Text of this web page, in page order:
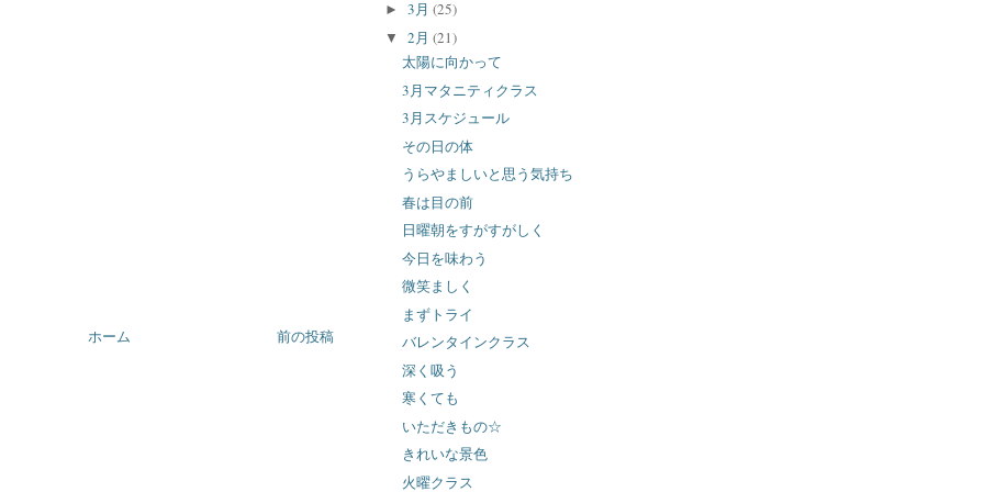
前の投稿
ホーム
► 3月 (25)
▼ 2月 (21)
太陽に向かって
3月マタニティクラス
3月スケジュール
その日の体
うらやましいと思う気持ち
春は目の前
日曜朝をすがすがしく
今日を味わう
微笑ましく
まずトライ
バレンタインクラス
深く吸う
寒くても
いただきもの☆
きれいな景色
火曜クラス